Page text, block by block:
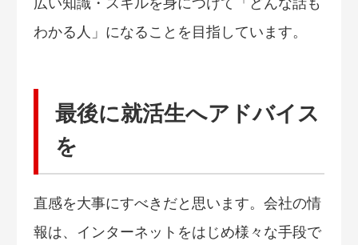
わかる人」になることを目指しています。
最後に就活生へアドバイス
を
直感を大事にすべきだと思います。会社の情
報は、インターネットをはじめ様々な手段で